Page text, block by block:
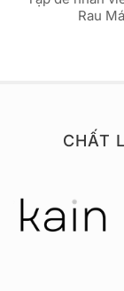
Rau Má
CHẤT